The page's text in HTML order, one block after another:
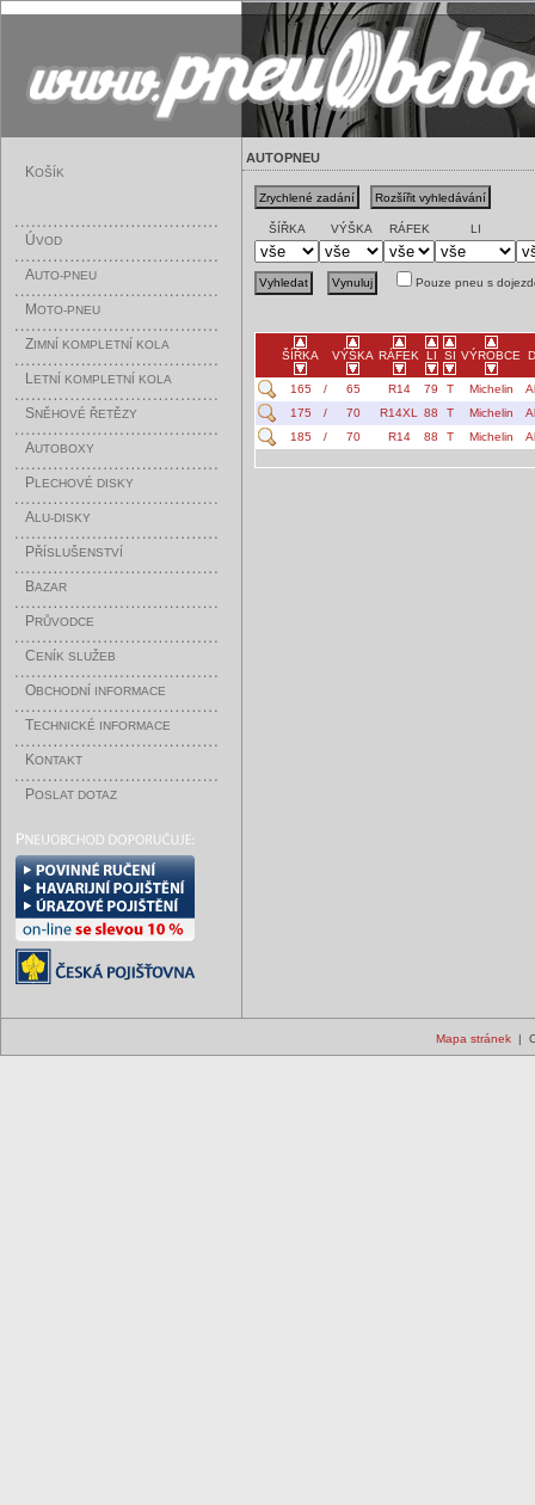
KOŠÍK
ÚVOD
AUTO-PNEU
MOTO-PNEU
ZIMNÍ KOMPLETNÍ KOLA
LETNÍ KOMPLETNÍ KOLA
SNĚHOVÉ ŘETĚZY
AUTOBOXY
PLECHOVÉ DISKY
ALU-DISKY
PŘÍSLUŠENSTVÍ
BAZAR
PRŮVODCE
CENÍK SLUŽEB
OBCHODNÍ INFORMACE
TECHNICKÉ INFORMACE
KONTAKT
POSLAT DOTAZ
AUTOPNEU
ŠÍŘKA VÝŠKA RÁFEK LI
Pouze pneu s
ŠÍŘKA VÝŠKA RÁFEK LI SI VÝROBCE
165 / 65 R14 79 T Michelin
175
/ 70 R14XL 88 T Michelin
185
/ 70 R14 88 T Michelin
Mapa stránek|